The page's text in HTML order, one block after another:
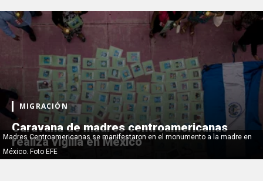
Madres Centroamericanas se manifestaron en el monumento a la madre en
México. Foto EFE
MIGRACIÓN
Caravana de madres centroamericanas
realiza vigilia en México